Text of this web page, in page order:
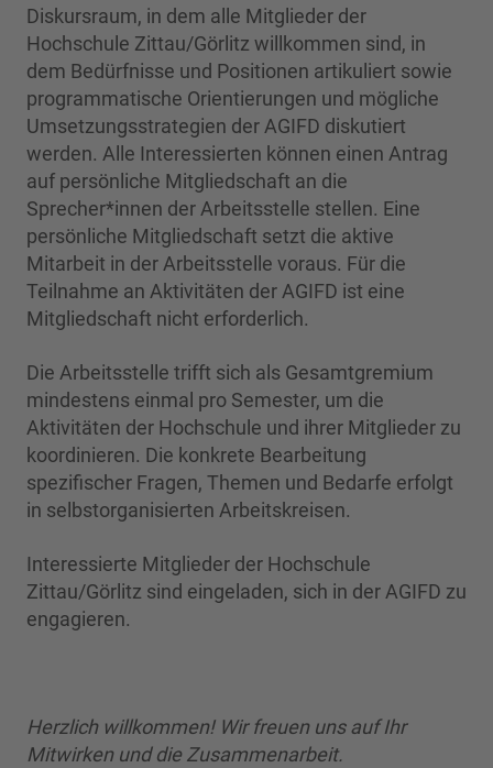
Diskursraum, in dem alle Mitglieder der
Hochschule Zittau/Görlitz willkommen sind, in
dem Bedürfnisse und Positionen artikuliert sowie
programmatische Orientierungen und mögliche
Umsetzungsstrategien der AGIFD diskutiert
werden. Alle Interessierten können einen Antrag
auf persönliche Mitgliedschaft an die
Sprecher*innen der Arbeitsstelle stellen. Eine
persönliche Mitgliedschaft setzt die aktive
Mitarbeit in der Arbeitsstelle voraus. Für die
Teilnahme an Aktivitäten der AGIFD ist eine
Mitgliedschaft nicht erforderlich.
Die Arbeitsstelle trifft sich als Gesamtgremium
mindestens einmal pro Semester, um die
Aktivitäten der Hochschule und ihrer Mitglieder zu
koordinieren. Die konkrete Bearbeitung
spezifischer Fragen, Themen und Bedarfe erfolgt
in selbstorganisierten Arbeitskreisen.
Interessierte Mitglieder der Hochschule
Zittau/Görlitz sind eingeladen, sich in der AGIFD zu
engagieren.
Herzlich willkommen! Wir freuen uns auf Ihr
Mitwirken und die Zusammenarbeit.